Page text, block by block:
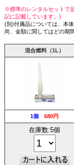
※標準のレンタルセットで
記に記載しています。)
(別)付属品については、本
尚、金額に関してはどの期
混合燃料（1L）
1個 680円
在庫数:5個